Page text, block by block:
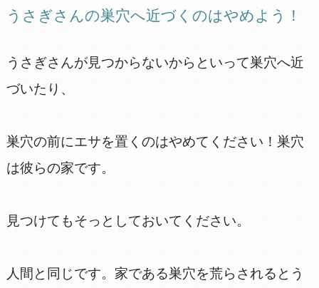
うさぎさんの巣穴へ近づくのはやめよう！
うさぎさんが見つからないからといって巣穴へ近
づいたり、
巣穴の前にエサを置くのはやめてください！巣穴
は彼らの家です。
見つけてもそっとしておいてください。
人間と同じです。家である巣穴を荒らされるとう